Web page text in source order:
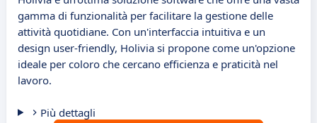
gamma di funzionalità per facilitare la gestione delle
attività quotidiane. Con un'interfaccia intuitiva e un
design user-friendly, Holivia si propone come un'opzione
ideale per coloro che cercano efficienza e praticità nel
lavoro.
Più dettagli